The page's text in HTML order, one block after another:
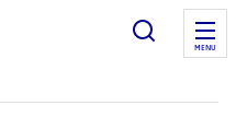
Ouvrir
MENU